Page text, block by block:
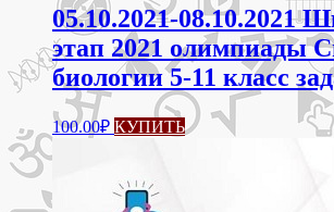
05.10.2021-08.10.2021
этап 2021 олимпиады
биологии 5-11 класс
100.00₽ КУПИТЬ